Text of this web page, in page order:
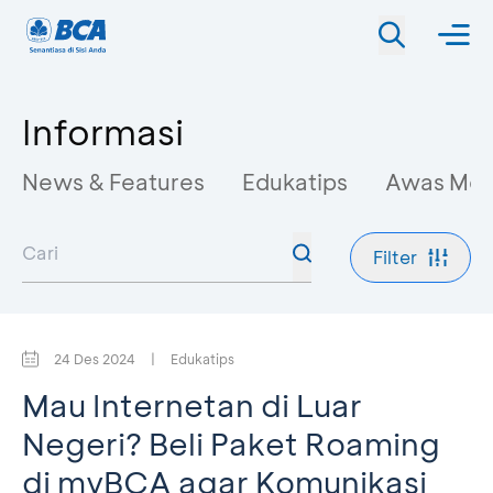
Informasi
News & Features Edukatips Awas
Filter
24 Des 2024 | Edukatips
Mau Internetan di Luar
Negeri? Beli Paket Roaming
di myBCA agar Komunikasi